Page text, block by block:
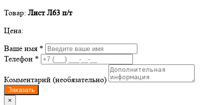
Товар: Лист Л63 п/т
Цена:
Ваше имя *
Телефон *
Комментарий (необязательно)
Заказать
×